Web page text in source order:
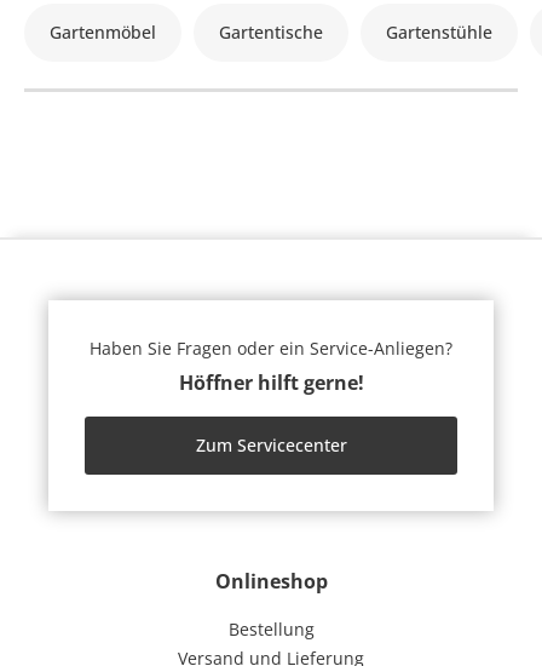
Gartenmöbel Gartentische Gartenstühle
Onlineshop
Bestellung
Versand und Lieferung
Haben Sie Fragen oder ein Service-Anliegen?
Höffner hilft gerne!
Zum Servicecenter